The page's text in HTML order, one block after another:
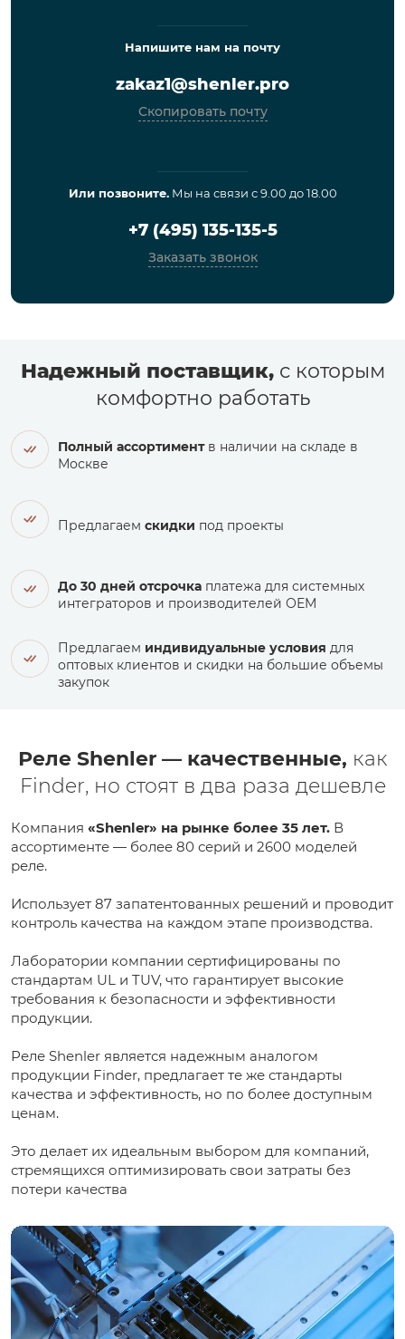
Напишите нам на почту
zakaz1@shenler.pro
Скопировать почту
Или позвоните.Мы на связи с 9.00 до 18.00
+7 (495) 135-135-5
Заказать звонок
Надежный поставщик,с которым
комфортно работать
Полный ассортиментв наличии на складе в
Москве
Предлагаем скидки под проекты
До 30 дней отсрочка платежа для системных
интеграторов и производителей ОЕМ
Предлагаем индивидуальные условия для
оптовых клиентов и скидки на большие объемы
закупок
Реле Shenler — качественные, как
Finder, но стоят в два раза дешевле
Компания «Shenler» на рынке более 35 лет. В
ассортименте — более 80 серий и 2600 моделей
реле.
Использует 87 запатентованных решений и проводит
контроль качества на каждом этапе производства.
Лаборатории компании сертифицированы по
стандартам UL и TUV, что гарантирует высокие
требования к безопасности и эффективности
продукции.
Реле Shenler является надежным аналогом
продукции Finder, предлагает те же стандарты
качества и эффективность, но по более доступным
ценам.
Это делает их идеальным выбором для компаний,
стремящихся оптимизировать свои затраты без
потери качества